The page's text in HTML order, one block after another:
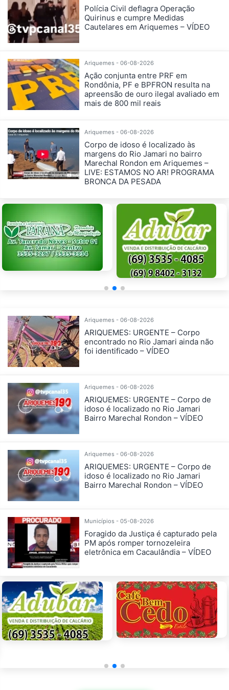
Polícia Civil deflagra Operação
Quirinus e cumpre Medidas
Cautelares em Ariquemes – VÍDEO
Ariquemes - 06-08-2026
Ação conjunta entre PRF em
Rondônia, PF e BPFRON resulta na
apreensão de ouro ilegal avaliado em
mais de 800 mil reais
Ariquemes - 06-08-2026
Corpo de idoso é localizado às
margens do Rio Jamari no bairro
Marechal Rondon em Ariquemes –
LIVE: ESTAMOS NO AR! PROGRAMA
BRONCA DA PESADA
Ariquemes - 06-08-2026
ARIQUEMES: URGENTE – Corpo
encontrado no Rio Jamari ainda não
foi identificado – VÍDEO
Ariquemes - 06-08-2026
ARIQUEMES: URGENTE – Corpo de
idoso é localizado no Rio Jamari
Bairro Marechal Rondon – VÍDEO
Ariquemes - 06-08-2026
ARIQUEMES: URGENTE – Corpo de
idoso é localizado no Rio Jamari
Bairro Marechal Rondon – VÍDEO
Municípios - 05-08-2026
Foragido da Justiça é capturado pela
PM após romper tornozeleira
eletrônica em Cacaulândia – VÍDEO